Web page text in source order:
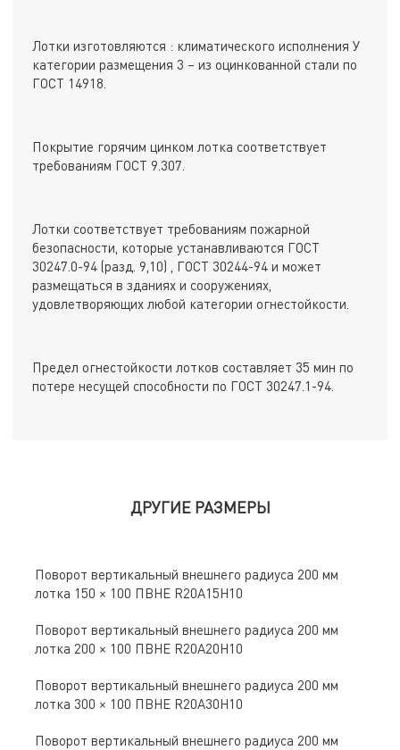
Лотки изготовляются : климатического исполнения У
категории размещения 3 – из оцинкованной стали по
ГОСТ 14918.
Покрытие горячим цинком лотка соответствует
требованиям ГОСТ 9.307.
Лотки соответствует требованиям пожарной
безопасности, которые устанавливаются ГОСТ
30247.0-94 (разд. 9,10) , ГОСТ 30244-94 и может
размещаться в зданиях и сооружениях,
удовлетворяющих любой категории огнестойкости.
Предел огнестойкости лотков составляет 35 мин по
потере несущей способности по ГОСТ 30247.1-94.
ДРУГИЕ РАЗМЕРЫ
Поворот вертикальный внешнего радиуса 200 мм
лотка 150 × 100 ПВНЕ R20A15H10
Поворот вертикальный внешнего радиуса 200 мм
лотка 200 × 100 ПВНЕ R20A20H10
Поворот вертикальный внешнего радиуса 200 мм
лотка 300 × 100 ПВНЕ R20A30H10
Поворот вертикальный внешнего радиуса 200 мм